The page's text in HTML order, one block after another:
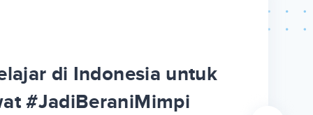
di Indonesia untuk
#JadiBeraniMimpi